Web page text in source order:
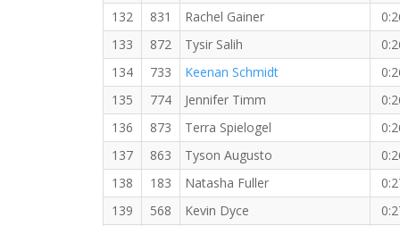
132
831 Rachel Gainer
133
872 Tysir Salih
134
733 Keenan Schmidt
135
774 Jennifer Timm
136
873 Terra Spielogel
137
863 Tyson Augusto
138
183 Natasha Fuller
139
568 Kevin Dyce